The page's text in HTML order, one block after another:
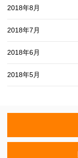
2018年8月
2018年7月
2018年6月
2018年5月